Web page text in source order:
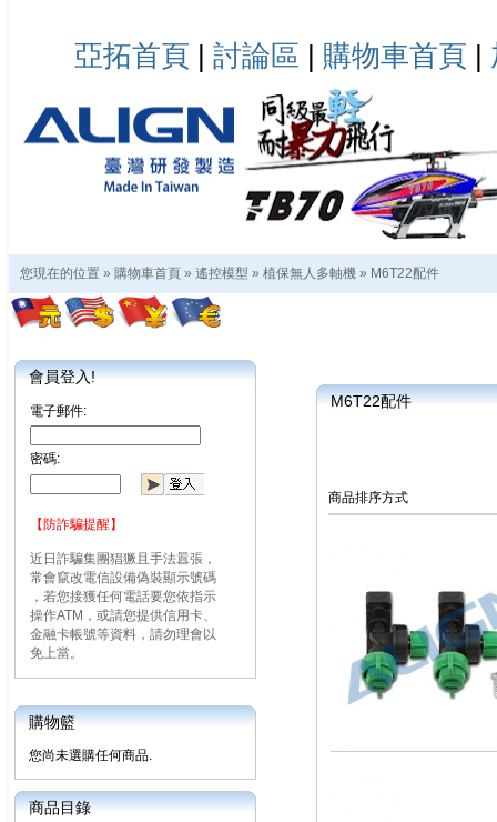
亞拓首頁 | 討論區 | 購物車首頁 |
您現在的位置 » 購物車首頁 » 遙控模型 » 植保無人多軸機 » M6T22配件
會員登入!
電子郵件:
密碼:
【防詐騙提醒】
近日詐騙集團猖獗且手法囂張，
常會竄改電信設備偽裝顯示號碼
，若您接獲任何電話要您依指示
操作ATM，或請您提供信用卡、
金融卡帳號等資料，請勿理會以
免上當。
購物籃
您尚未選購任何商品.
商品目錄
M6T22配件
商品排序方式